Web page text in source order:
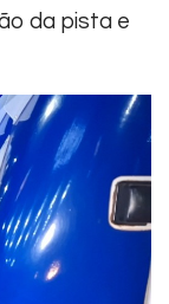
da pista e